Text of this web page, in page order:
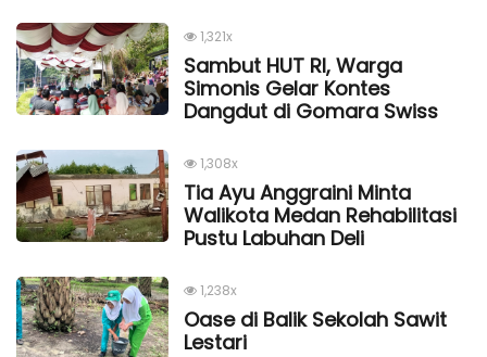
1,321x
Sambut HUT RI, Warga
Simonis Gelar Kontes
Dangdut di Gomara Swiss
1,308x
Tia Ayu Anggraini Minta
Walikota Medan Rehabilitasi
Pustu Labuhan Deli
1,238x
Oase di Balik Sekolah Sawit
Lestari